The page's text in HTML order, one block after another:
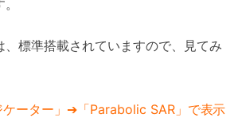
、標準搭載されていますので、見てみ
ケーター」➔「Parabolic SAR」で表示